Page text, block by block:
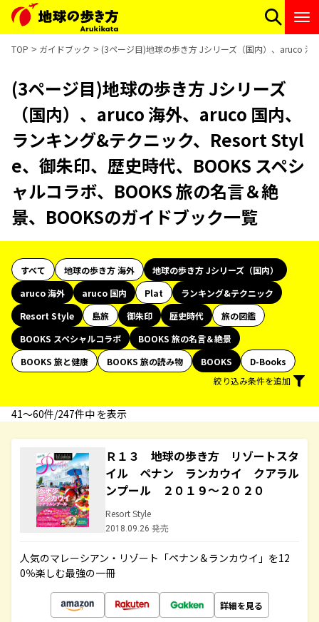
TOP ガイドブック (3ページ目)地球の歩き方 Jシリーズ（国内）、aruco 海
(3ページ目)地球の歩き方 Jシリーズ
（国内）、aruco 海外、aruco 国内、
ランキング&テクニック、Resort Styl
e、御朱印、歴史時代、BOOKS スペシ
ャルコラボ、BOOKS 旅の名言＆絶
景、BOOKSのガイドブック一覧
すべて 地球の歩き方 海外
地球の歩き方 Jシリーズ（国内）
aruco 海外
aruco 国内 Plat
ランキング&テクニック
Resort Style
島旅 御朱印 歴史時代
旅の図鑑
BOOKS スペシャルコラボ
BOOKS 旅の名言＆絶景
BOOKS 旅と健康
BOOKS 旅の読み物 BOOKS
D-Books
絞り込み条件を追加
41〜60件/247件中 を表示
Ｒ１３ 地球の歩き方 リゾートスタ
イル ペナン ランカウイ クアラル
ンプール ２０１９～２０２０
Resort Style
2018.09.26 発売
人気のマレーシアン・リゾート「ペナン＆ランカウイ」を12
0％楽しむ最強の一冊
詳細を見る